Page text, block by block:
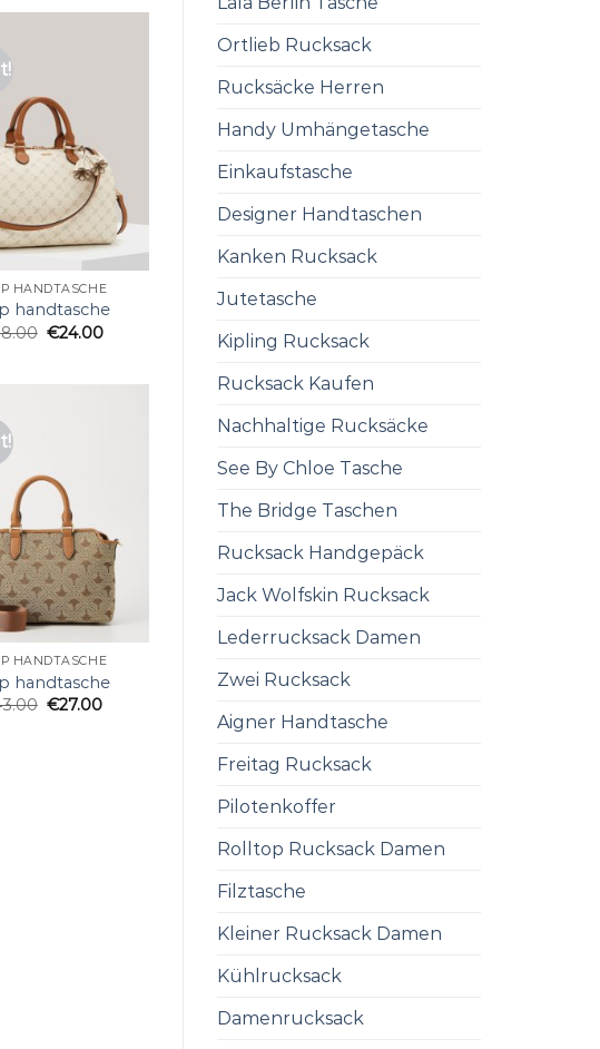
Ortlieb Rucksack
Rucksäcke Herren
Handy Umhängetasche
Einkaufstasche
Designer Handtaschen
Kanken Rucksack
Jutetasche
Kipling Rucksack
Rucksack Kaufen
Nachhaltige Rucksäcke
See By Chloe Tasche
The Bridge Taschen
Rucksack Handgepäck
Jack Wolfskin Rucksack
Lederrucksack Damen
Zwei Rucksack
Aigner Handtasche
Freitag Rucksack
Pilotenkoffer
Rolltop Rucksack Damen
Filztasche
Kleiner Rucksack Damen
Kühlrucksack
Damenrucksack
HANDTASCHE
handtasche
€24.00
HANDTASCHE
handtasche
€27.00